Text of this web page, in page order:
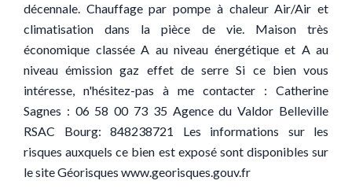
décennale. Chauffage par pompe à chaleur Air/Air et
climatisation dans la pièce de vie. Maison très
économique classée A au niveau énergétique et A au
niveau émission gaz effet de serre Si ce bien vous
intéresse, n'hésitez-pas à me contacter : Catherine
Sagnes : 06 58 00 73 35 Agence du Valdor Belleville
RSAC Bourg: 848238721 Les informations sur les
risques auxquels ce bien est exposé sont disponibles sur
le site Géorisques www.georisques.gouv.fr